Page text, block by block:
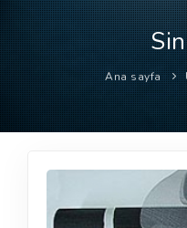
FIRMALAR
ÜRÜNLER
NASIL ÇALIŞIR?
YARDIM
Ana sayfa